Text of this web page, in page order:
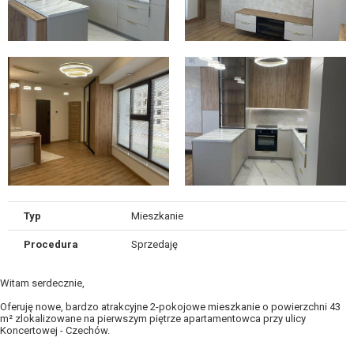
Typ Mieszkanie
Procedura Sprzedaję
Witam serdecznie,
Oferuję nowe, bardzo atrakcyjne 2-pokojowe mieszkanie o powierzchni 43
m² zlokalizowane na pierwszym piętrze apartamentowca przy ulicy
Koncertowej - Czechów.